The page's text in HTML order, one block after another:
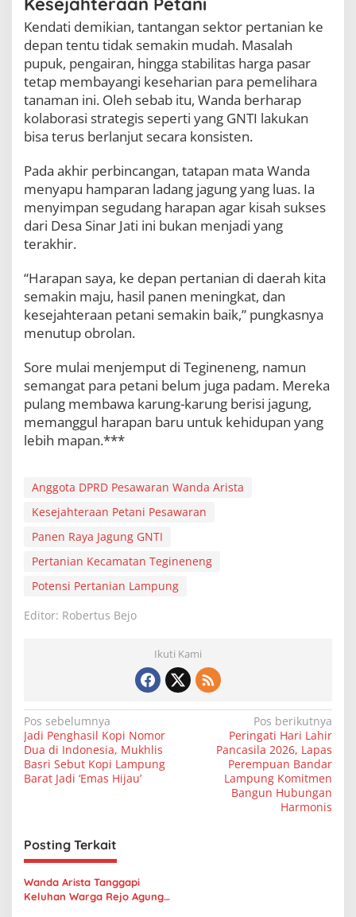
Kendati demikian, tantangan sektor pertanian ke
depan tentu tidak semakin mudah. Masalah
pupuk, pengairan, hingga stabilitas harga pasar
tetap membayangi keseharian para pemelihara
tanaman ini. Oleh sebab itu, Wanda berharap
kolaborasi strategis seperti yang GNTI lakukan
bisa terus berlanjut secara konsisten.
Pada akhir perbincangan, tatapan mata Wanda
menyapu hamparan ladang jagung yang luas. Ia
menyimpan segudang harapan agar kisah sukses
dari Desa Sinar Jati ini bukan menjadi yang
terakhir.
“Harapan saya, ke depan pertanian di daerah kita
semakin maju, hasil panen meningkat, dan
kesejahteraan petani semakin baik,” pungkasnya
menutup obrolan.
Sore mulai menjemput di Tegineneng, namun
semangat para petani belum juga padam. Mereka
pulang membawa karung-karung berisi jagung,
memanggul harapan baru untuk kehidupan yang
lebih mapan.***
Anggota DPRD Pesawaran Wanda Arista
Kesejahteraan Petani Pesawaran
Panen Raya Jagung GNTI
Pertanian Kecamatan Tegineneng
Potensi Pertanian Lampung
Editor: Robertus Bejo
Ikuti Kami
N
a
v
i
a
s
i
p
Pos sebelumnya
Jadi Penghasil Kopi Nomor
Dua di Indonesia, Mukhlis
Basri Sebut Kopi Lampung
Barat Jadi ‘Emas Hijau’
Pos berikutnya
Peringati Hari Lahir
Pancasila 2026, Lapas
Perempuan Bandar
Lampung Komitmen
Bangun Hubungan
Harmonis
Posting Terkait
Wanda Arista Tanggapi
Keluhan Warga Rejo Agung